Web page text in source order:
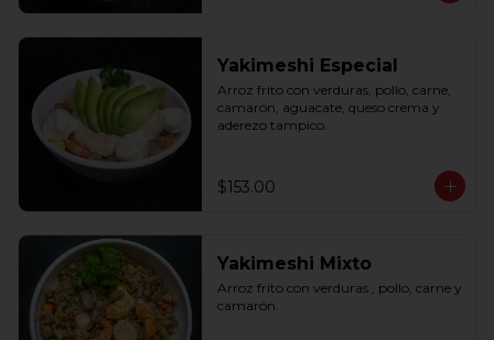
Yakimeshi Especial
Arroz frito con verduras, pollo, carne,
camarón, aguacate, queso crema y
aderezo tampico.
$153.00
Yakimeshi Mixto
Arroz frito con verduras , pollo, carne y
camarón.